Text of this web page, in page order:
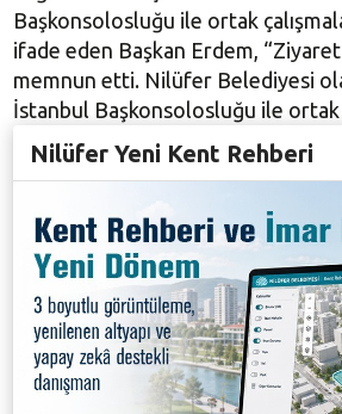
Başkonsolosluğu ile ortak
ifade eden Başkan Erdem,
memnun etti. Nilüfer Belediyesi
İstanbul Başkonsolosluğu ile ortak
yürüttük. Bundan sonrada
edecek. Bizim görev süremiz
edecektir. Bu tür çalışmalar ülkeler
güçlendirecektir” dedi.
Misafirperverliğinde dolayı
eden Shri Mijito Vinito, Nilüfer
övgü dolu sözler duyduğunu dile
samimi ve sıcak bir ortamla
Nilüfer Yeni Kent Rehberi